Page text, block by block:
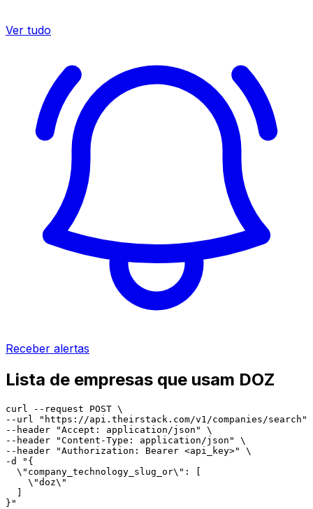
Ver tudo
Receber alertas
Lista de empresas que usam DOZ
curl --request POST \
--url "https://api.theirstack.com/v1/companies/search"
--header "Accept: application/json" \
--header "Content-Type: application/json" \
--header "Authorization: Bearer <api_key>" \
-d "{
  \"company_technology_slug_or\": [
    \"doz\"
  ]
}"